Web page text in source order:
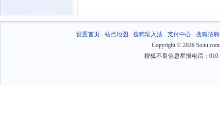
设置首页- 站点地图 - 搜狗输入法- 支付中心- 搜狐招聘
Copyright © 2026
搜狐不良信息举报电话：010